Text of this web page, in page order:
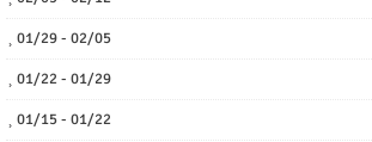
01/29 - 02/05
01/22 - 01/29
01/15 - 01/22